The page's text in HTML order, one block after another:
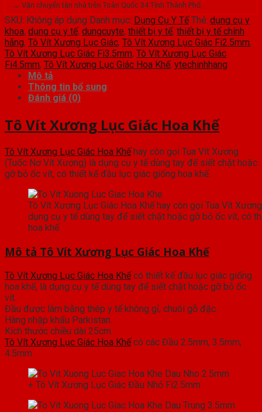
lượng
→ Vận chuyển tận nhà trên Toàn Quốc 34 Tỉnh Thành Phố.
SKU: Không áp dụng Danh mục: Dụng Cụ Y Tế Thẻ: dụng cụ y
khoa, dụng cụ y tế, dungcuyte, thiết bị y tế, thiết bị y tế chính
hãng, Tô Vít Xương Lục Giác, Tô Vít Xương Lục Giác Fi2.5mm,
Tô Vít Xương Lục Giác Fi3.5mm, Tô Vít Xương Lục Giác
Fi4.5mm, Tô Vít Xương Lục Giác Hoa Khế, ytechinhhang
Mô tả
Thông tin bổ sung
Đánh giá (0)
Tô Vít Xương Lục Giác Hoa Khế
Tô Vít Xương Lục Giác Hoa Khếhay còn gọi Tua Vít Xương
(Tuốc Nơ Vít Xương) là dụng cụ y tế dùng tay để siết chặt hoặc
gỡ bỏ ốc vít, có thiết kế đầu lục giác giống hoa khế.
Tô Vít Xương Lục Giác Hoa Khế hay còn gọi Tua Vít
dụng cụ y tế dùng tay để siết chặt hoặc gỡ bỏ ốc vít, có
hoa khế.
Mô tả Tô Vít Xương Lục Giác Hoa Khế
Tô Vít Xương Lục Giác Hoa Khếcó thiết kế đầu lục giác giống
hoa khế, là dụng cụ y tế dùng tay để siết chặt hoặc gỡ bỏ ốc
vít.
Đầu được làm bằng thép y tế không gỉ, chuôi gỗ đặc.
Hàng nhập khẩu Parkistan.
Kích thước chiều dài 25cm.
Tô Vít Xương Lục Giác Hoa Khếcó các Đầu 2.5mm, 3.5mm,
4.5mm
+ Tô Vít Xương Lục Giác Đầu Nhỏ Fi2.5mm